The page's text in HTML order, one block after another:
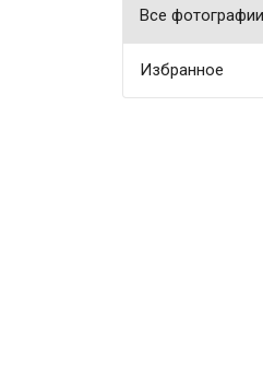
Все фотографии
Избранное